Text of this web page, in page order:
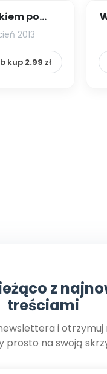
po
ruchowa)
2013
kup 2.99 zł
z
treściami
i otrzymuj
prosto na swoją